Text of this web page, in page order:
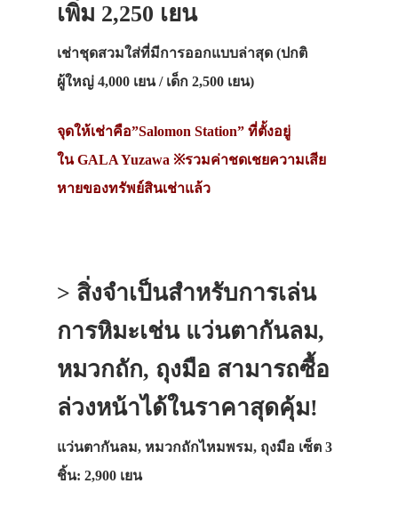
เพิ่ม 2,250 เยน
เช่าชุดสวมใส่ที่มีการออกแบบล่าสุด (ปกติ
ผู้ใหญ่ 4,000 เยน / เด็ก 2,500 เยน)
จุดให้เช่าคือ”Salomon Station” ที่ตั้งอยู่
ใน GALA Yuzawa ※รวมค่าชดเชยความเสีย
หายของทรัพย์สินเช่าแล้ว
> สิ่งจำเป็นสำหรับการเล่น
การหิมะเช่น แว่นตากันลม,
หมวกถัก, ถุงมือ สามารถซื้อ
ล่วงหน้าได้ในราคาสุดคุ้ม!
แว่นตากันลม, หมวกถักไหมพรม, ถุงมือ เซ็ต 3
ชิ้น: 2,900 เยน